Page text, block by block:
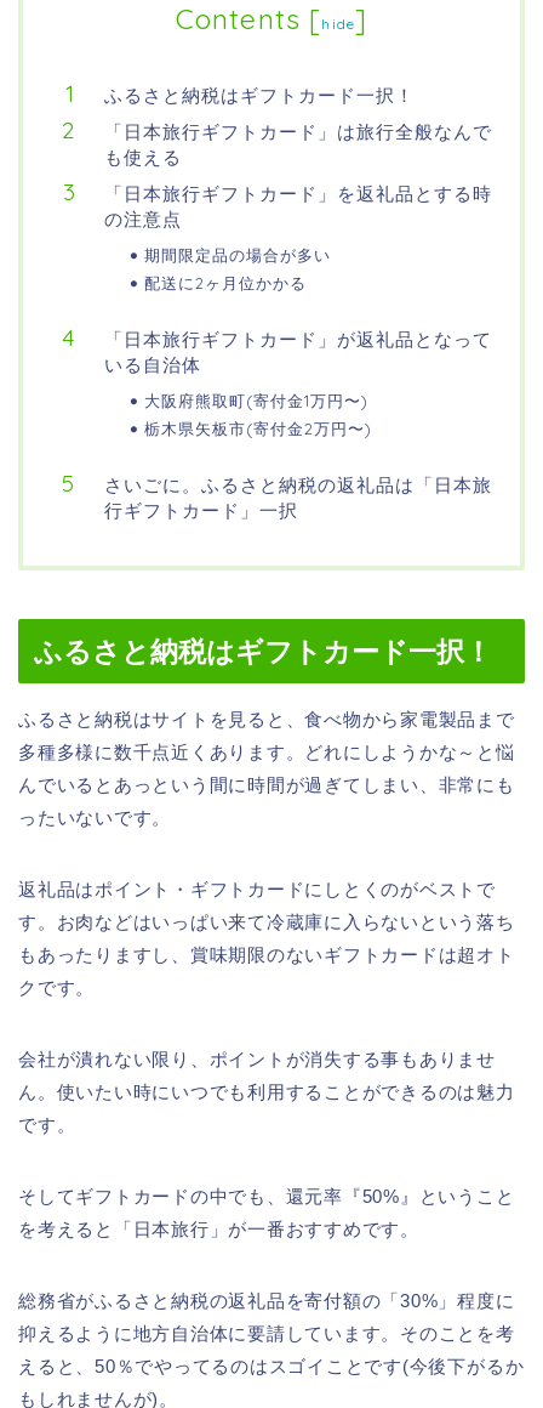
Contents [hide]
ふるさと納税はギフトカード一択！
「日本旅行ギフトカード」は旅行全般なんで
も使える
「日本旅行ギフトカード」を返礼品とする時
の注意点
期間限定品の場合が多い
配送に2ヶ月位かかる
「日本旅行ギフトカード」が返礼品となって
いる自治体
大阪府熊取町(寄付金1万円〜)
栃木県矢板市(寄付金2万円〜)
さいごに。ふるさと納税の返礼品は「日本旅
行ギフトカード」一択
ふるさと納税はギフトカード一択！
ふるさと納税はサイトを見ると、食べ物から家電製品まで
多種多様に数千点近くあります。どれにしようかな～と悩
んでいるとあっという間に時間が過ぎてしまい、非常にも
ったいないです。
返礼品はポイント・ギフトカードにしとくのがベストで
す。お肉などはいっぱい来て冷蔵庫に入らないという落ち
もあったりますし、賞味期限のないギフトカードは超オト
クです。
会社が潰れない限り、ポイントが消失する事もありませ
ん。使いたい時にいつでも利用することができるのは魅力
です。
そしてギフトカードの中でも、還元率『50%』ということ
を考えると「日本旅行」が一番おすすめです。
総務省がふるさと納税の返礼品を寄付額の「30%」程度に
抑えるように地方自治体に要請しています。そのことを考
えると、50％でやってるのはスゴイことです(今後下がるか
もしれませんが)。